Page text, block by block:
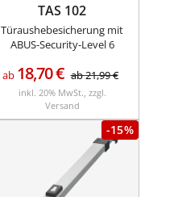
TAS 102
Türaushebesicherung mit
ABUS-Security-Level 6
ab 18,70€ ab21,99€
inkl. 20% MwSt., zzgl.
Versand
-15%